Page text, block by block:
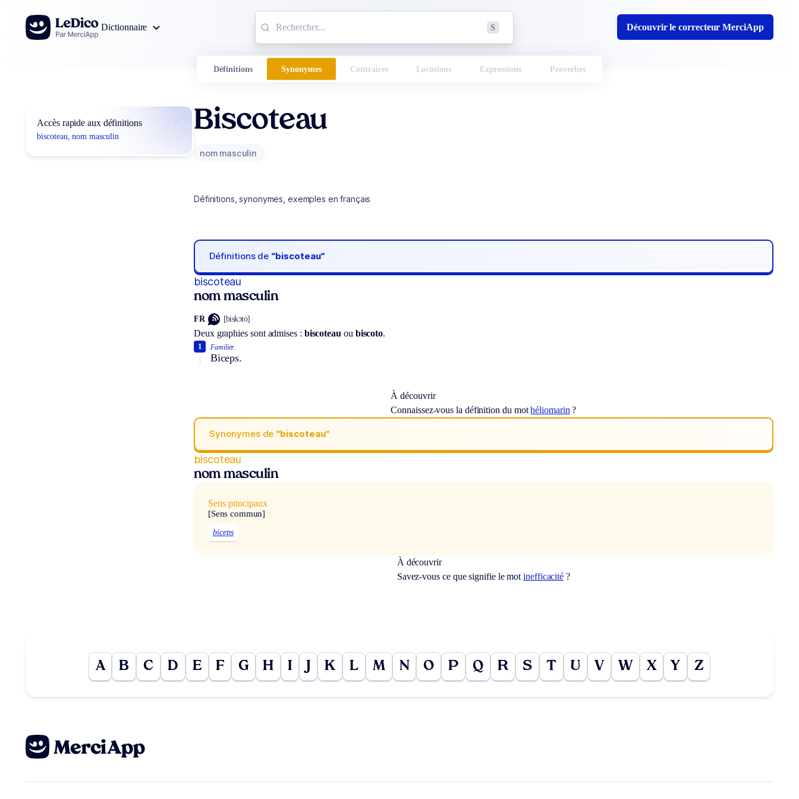
Aller au contenu
Dictionnaire
S Découvrir le correcteur MerciApp
Définitions Synonymes Contraires Locutions Expressions Proverbes
Accès rapide aux définitions
biscoteau, nom masculin
Biscoteau
nom masculin
Définitions, synonymes, exemples en français
Définitions de “biscoteau“
biscoteau
nom masculin
FR [biskɔto]
Deux graphies sont admises : biscoteau ou biscoto.
Familier.
Biceps.
1
À découvrir
Connaissez-vous la définition du mothéliomarin ?
Synonymes de “biscoteau“
biscoteau
nom masculin
Sens principaux
[Sens commun]
biceps
À découvrir
Savez-vous ce que signifie le motinefficacité ?
A B C D E F G H I J K L M N O P Q R S T U V W X Y Z